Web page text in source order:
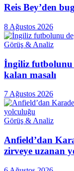
Reis Bey’den
8 Ağustos 2026
Görüş & Analiz
İngiliz futbolunu
kalan masalı
7 Ağustos 2026
Görüş & Analiz
Anfield’dan
zirveye uzanan